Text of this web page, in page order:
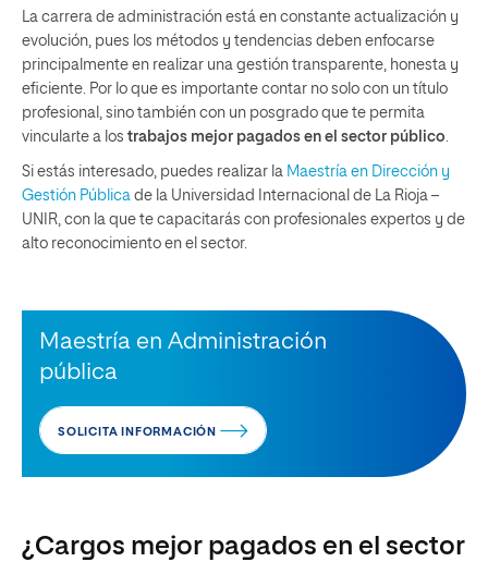
La carrera de administración está en constante actualización y
evolución, pues los métodos y tendencias deben enfocarse
principalmente en realizar una gestión transparente, honesta y
eficiente. Por lo que es importante contar no solo con un título
profesional, sino también con un posgrado que te permita
vincularte a los trabajos mejor pagados en el sector público
Si estás interesado, puedes realizar la Maestría en Dirección y
Gestión Pública de la Universidad Internacional de La Rioja –
UNIR, con la que te capacitarás con profesionales expertos y de
alto reconocimiento en el sector.
Maestría en Administración
pública
SOLICITA INFORMACIÓN
¿Cargos mejor pagados en el sector